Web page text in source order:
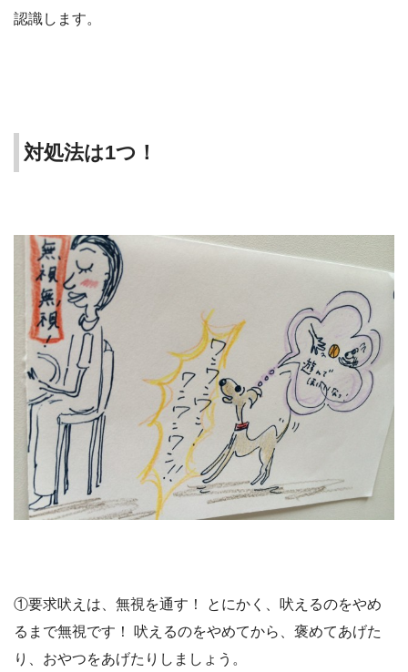
認識します。
対処法は1つ！
①要求吠えは、無視を通す！ とにかく、吠えるのをやめ
るまで無視です！ 吠えるのをやめてから、褒めてあげた
り、おやつをあげたりしましょう。